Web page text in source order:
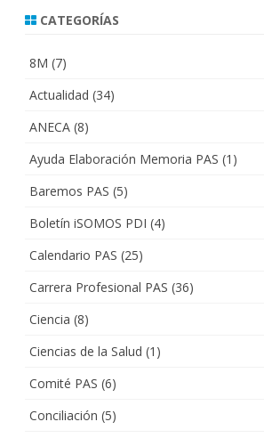
CATEGORÍAS
8M (7)
Actualidad (34)
ANECA (8)
Ayuda Elaboración Memoria PAS (1)
Baremos PAS (5)
Boletín iSOMOS PDI (4)
Calendario PAS (25)
Carrera Profesional PAS (36)
Ciencia (8)
Ciencias de la Salud (1)
Comité PAS (6)
Conciliación (5)